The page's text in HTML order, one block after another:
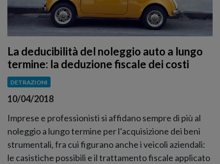
La deducibilità del noleggio auto a lungo
termine: la deduzione fiscale dei costi
DETRAZIONI
10/04/2018
Imprese e professionisti si affidano sempre di più al
noleggio a lungo termine per l’acquisizione dei beni
strumentali, fra cui figurano anche i veicoli aziendali:
le casistiche possibili e il trattamento fiscale applicato